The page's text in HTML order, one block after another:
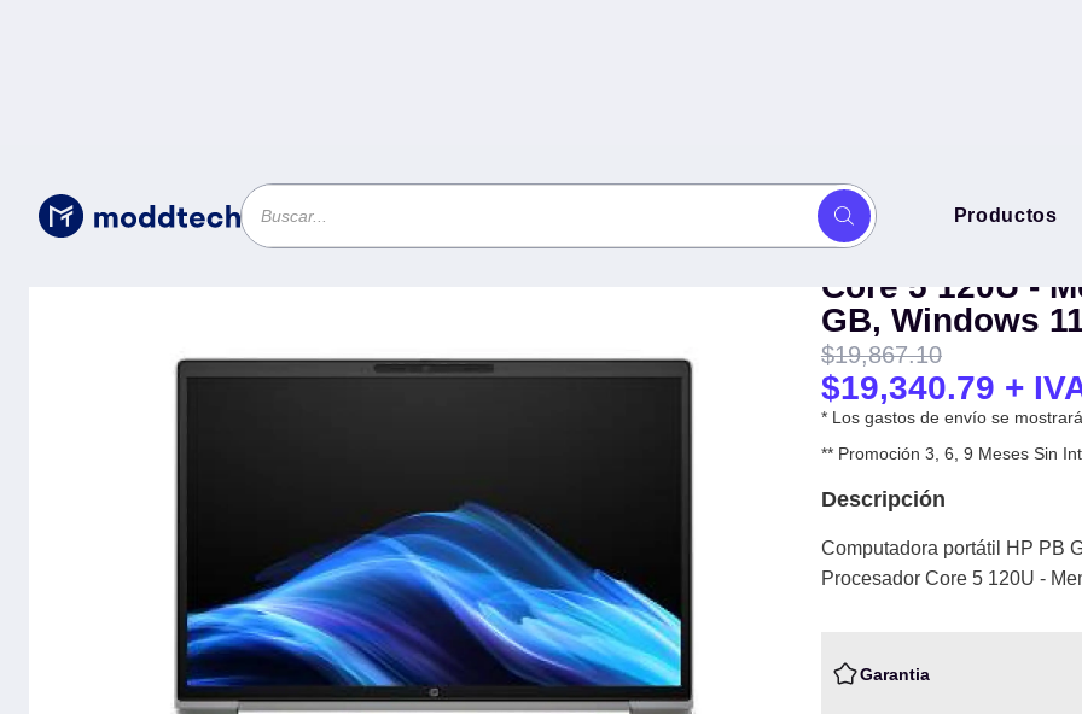
Productos
Sin categoría/Computadora portátil HP PB G1iR con IA 14 pulgadas (C47TYAT#ABM).
Procesador Core 5 120U - Memoria RAM 16GB, SSD 512 GB, Windows 11
Computadora
pulgadas
Core 5 120U -
GB, Windows
$19,867.10
$19,340.79 +
* Los gastos de envío se
** Promoción 3, 6, 9 Meses Sin
Descripción
Computadora portátil HP PB
Procesador Core 5 120U -
Garantia